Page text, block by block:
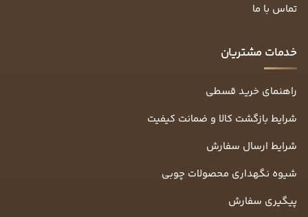
تماس با ما
خدمات مشتریان
راهنمای خرید قسطی
شرایط بازگشت کالا و ضمانت کیفیت
شرایط ارسال سفارش
شیوه نگهداری محصولات چوبی
پیگیری سفارش